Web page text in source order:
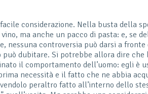
considerazione. Nella busta della
ma anche un pacco di pasta: e, se
nessuna controversia può darsi a fronte
dubitare. Si potrebbe allora dire che
il comportamento dell’uomo: egli è
necessità e il fatto che ne abbia
peraltro fatto all’interno dello